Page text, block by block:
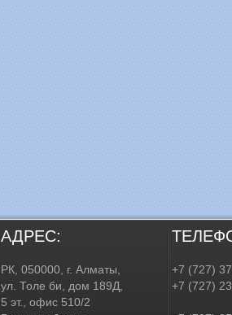
АДРЕС:
РК, 050000, г. Алматы,
ул. Толе би, дом 189Д,
5 эт., офис 510/2
+7 (727)
+7 (727)